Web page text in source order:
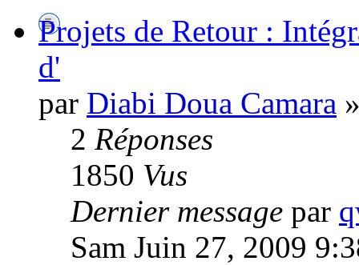
Projets de Retour :
d'
par Diabi Doua Camara
2 Réponses
1850 Vus
Dernier message par
Sam Juin 27, 2009